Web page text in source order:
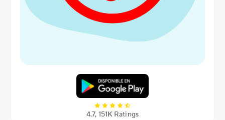
4.7, 151K Ratings